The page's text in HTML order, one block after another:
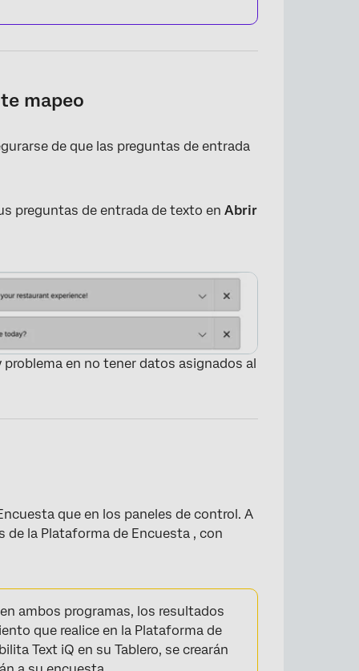
mapeo
de que las preguntas de entrada
preguntas de entrada de texto enAbrir
problema en no tener datos asignados al
que en los paneles de control. A
de la Plataforma de Encuesta , con
ambos programas, los resultados
que realice en la Plataforma de
Text iQ en su Tablero, se crearán